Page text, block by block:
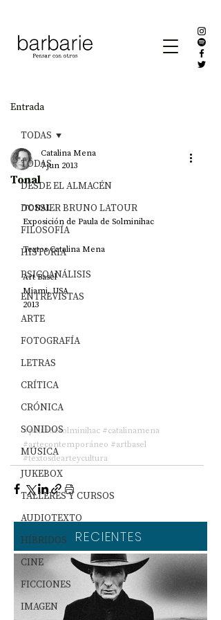
Entrada
TODAS
DESDE EL ALMACÉN
DOSSIER BRUNO LATOUR
FILOSOFÍA
HISTORIA
PSICOANÁLISIS
ENTREVISTAS
ARTE
FOTOGRAFÍA
LETRAS
CRÍTICA
CRÓNICA
SONIDOS
MÚSICA
JUKEBOX
TALLERES Y CURSOS
AUDIOTEXTO
HÍBRIDOS
CINE
FICCIONES
IMAGEN
TODAS
Tonal
Catalina Mena
7 jun 2013
TONAL
Exposición de Paula de Solminihac
Textos Catalina Mena
Art Basel
Miami, USA
2013
#pauladesolminihac #catalinamena
#artecontemporáneo #artbasel
#textosdearteycultura
RECIENTES